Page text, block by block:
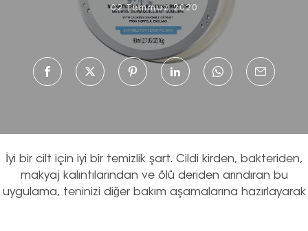
02 Temmuz 2020
İyi bir cilt için iyi bir temizlik şart. Cildi kirden, bakteriden,
makyaj kalıntılarından ve ölü deriden arındıran bu
uygulama, teninizi diğer bakım aşamalarına hazırlayarak